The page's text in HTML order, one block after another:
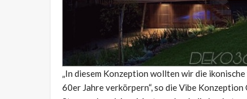
„In diesem Konzeption wollten wir die
60er Jahre verkörpern“, so die Vibe